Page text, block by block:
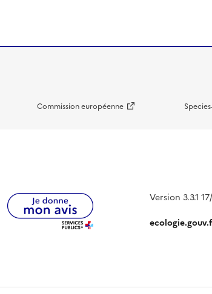
Commission européenne
Version 3.3.1